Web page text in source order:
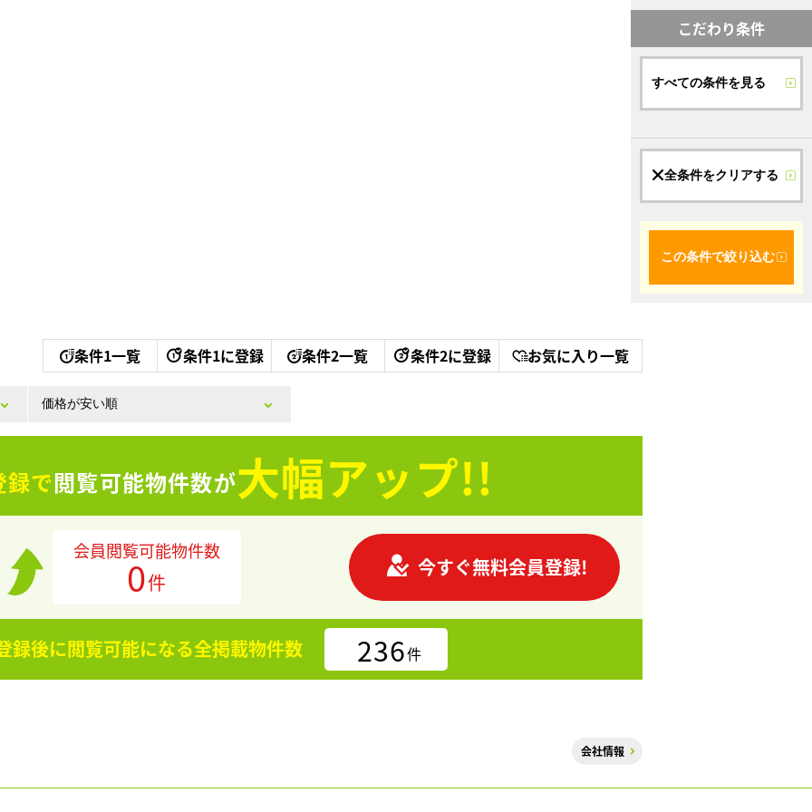
こだわり条件
すべての条件を見る
全条件をクリアする
この条件で絞り込む
条件1一覧 条件1に登録 条件2一覧 条件2に登録 お気に入り一覧
録で閲覧可能物件数が大幅アップ!!
会員閲覧可能物件数
0件
今すぐ無料会員登録!
録後に閲覧可能になる全掲載物件数 236件
会社情報